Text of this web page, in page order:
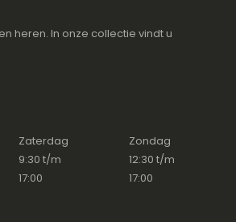
heren. In onze collectie vindt u
Zaterdag
9:30 t/m
17:00
Zondag
12:30 t/m
17:00